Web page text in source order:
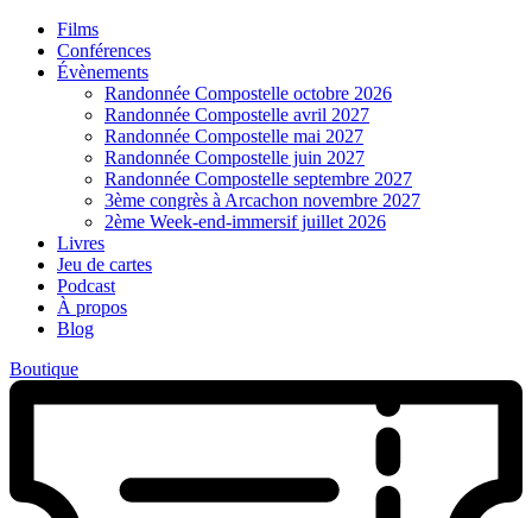
Films
Conférences
Évènements
Randonnée Compostelle octobre 2026
Randonnée Compostelle avril 2027
Randonnée Compostelle mai 2027
Randonnée Compostelle juin 2027
Randonnée Compostelle septembre 2027
3ème congrès à Arcachon novembre 2027
2ème Week-end-immersif juillet 2026
Livres
Jeu de cartes
Podcast
À propos
Blog
Boutique